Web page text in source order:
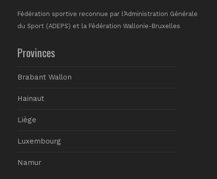
Fédération sportive reconnue par l’Administration Générale
du Sport (ADEPS) et la Fédération Wallonie-Bruxelles
Provinces
Brabant Wallon
Hainaut
Liège
Luxembourg
Namur